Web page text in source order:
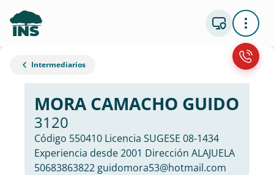
Intermediarios
MORA CAMACHO GUIDO
3120
Código 550410 Licencia SUGESE 08-1434
Experiencia desde 2001 Dirección ALAJUELA
50683863822 guidomora53@hotmail.com